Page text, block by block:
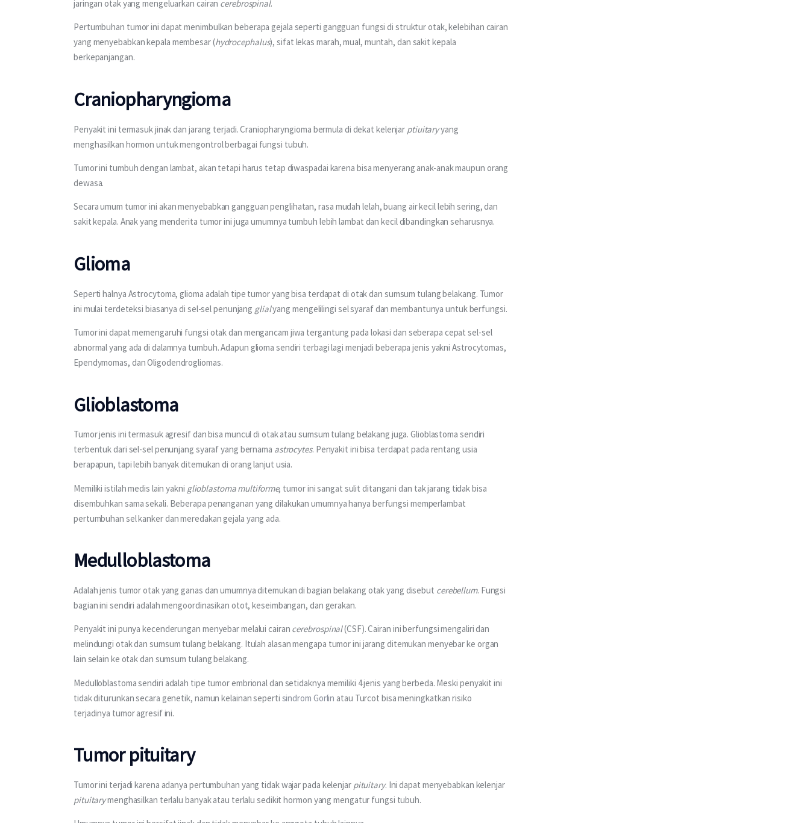
jaringan otak yang mengeluarkan cairan cerebrospinal.
Pertumbuhan tumor ini dapat menimbulkan beberapa gejala seperti gangguan fungsi di struktur otak, kelebihan cairan
yang menyebabkan kepala membesar (hydrocephalus), sifat lekas marah, mual, muntah, dan sakit kepala
berkepanjangan.
Craniopharyngioma
Penyakit ini termasuk jinak dan jarang terjadi. Craniopharyngioma bermula di dekat kelenjar ptiuitary yang
menghasilkan hormon untuk mengontrol berbagai fungsi tubuh.
Tumor ini tumbuh dengan lambat, akan tetapi harus tetap diwaspadai karena bisa menyerang anak-anak maupun orang
dewasa.
Secara umum tumor ini akan menyebabkan gangguan penglihatan, rasa mudah lelah, buang air kecil lebih sering, dan
sakit kepala. Anak yang menderita tumor ini juga umumnya tumbuh lebih lambat dan kecil dibandingkan seharusnya.
Glioma
Seperti halnya Astrocytoma, glioma adalah tipe tumor yang bisa terdapat di otak dan sumsum tulang belakang. Tumor
ini mulai terdeteksi biasanya di sel-sel penunjang glial yang mengelilingi sel syaraf dan membantunya untuk berfungsi.
Tumor ini dapat memengaruhi fungsi otak dan mengancam jiwa tergantung pada lokasi dan seberapa cepat sel-sel
abnormal yang ada di dalamnya tumbuh. Adapun glioma sendiri terbagi lagi menjadi beberapa jenis yakni Astrocytomas,
Ependymomas, dan Oligodendrogliomas.
Glioblastoma
Tumor jenis ini termasuk agresif dan bisa muncul di otak atau sumsum tulang belakang juga. Glioblastoma sendiri
terbentuk dari sel-sel penunjang syaraf yang bernama astrocytes. Penyakit ini bisa terdapat pada rentang usia
berapapun, tapi lebih banyak ditemukan di orang lanjut usia.
Memiliki istilah medis lain yakni glioblastoma multiforme, tumor ini sangat sulit ditangani dan tak jarang tidak bisa
disembuhkan sama sekali. Beberapa penanganan yang dilakukan umumnya hanya berfungsi memperlambat
pertumbuhan sel kanker dan meredakan gejala yang ada.
Medulloblastoma
Adalah jenis tumor otak yang ganas dan umumnya ditemukan di bagian belakang otak yang disebut cerebellum. Fungsi
bagian ini sendiri adalah mengoordinasikan otot, keseimbangan, dan gerakan.
Penyakit ini punya kecenderungan menyebar melalui cairan cerebrospinal (CSF). Cairan ini berfungsi mengaliri dan
melindungi otak dan sumsum tulang belakang. Itulah alasan mengapa tumor ini jarang ditemukan menyebar ke organ
lain selain ke otak dan sumsum tulang belakang.
Medulloblastoma sendiri adalah tipe tumor embrional dan setidaknya memiliki 4 jenis yang berbeda. Meski penyakit ini
tidak diturunkan secara genetik, namun kelainan seperti sindrom Gorlin atau Turcot bisa meningkatkan risiko
terjadinya tumor agresif ini.
Tumor pituitary
Tumor ini terjadi karena adanya pertumbuhan yang tidak wajar pada kelenjar pituitary. Ini dapat menyebabkan kelenjar
pituitary menghasilkan terlalu banyak atau terlalu sedikit hormon yang mengatur fungsi tubuh.